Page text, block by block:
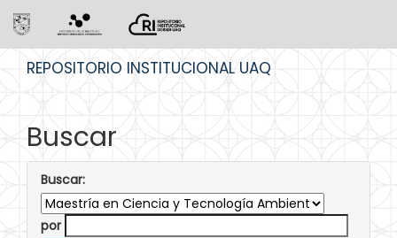
REPOSITORIO INSTITUCIONAL UAQ
Buscar
Buscar:
por